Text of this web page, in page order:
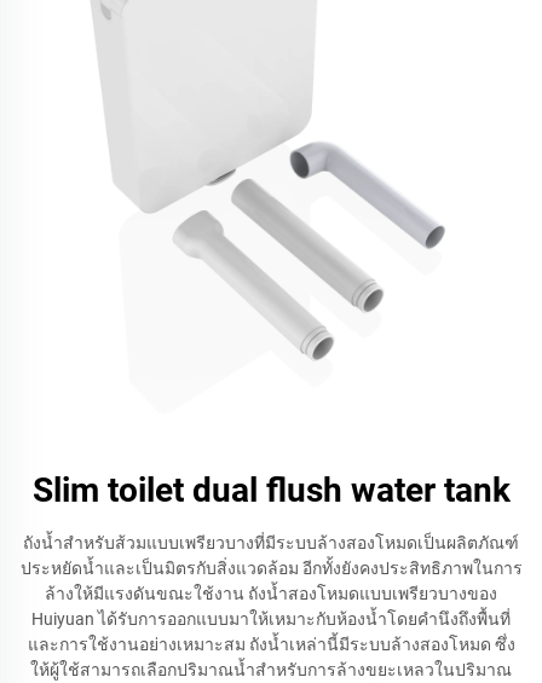
Slim toilet dual flush water tank
ถังน้ำสำหรับส้วมแบบเพรียวบางที่มีระบบล้างสองโหมดเป็นผลิตภัณฑ์
ประหยัดน้ำและเป็นมิตรกับสิ่งแวดล้อม อีกทั้งยังคงประสิทธิภาพในการ
ล้างให้มีแรงดันขณะใช้งาน ถังน้ำสองโหมดแบบเพรียวบางของ
Huiyuan ได้รับการออกแบบมาให้เหมาะกับห้องน้ำโดยคำนึงถึงพื้นที่
และการใช้งานอย่างเหมาะสม ถังน้ำเหล่านี้มีระบบล้างสองโหมด ซึ่ง
ให้ผู้ใช้สามารถเลือกปริมาณน้ำสำหรับการล้างขยะเหลวในปริมาณ